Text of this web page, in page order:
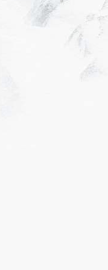
KitzSki – Kitzbühel/​Kirchberg